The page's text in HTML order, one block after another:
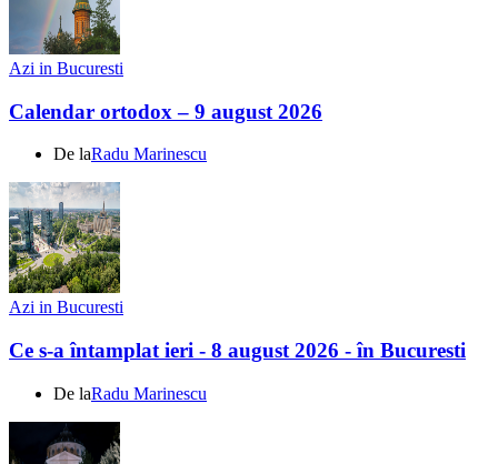
Azi in Bucuresti
Calendar ortodox – 9 august 2026
De laRadu Marinescu
Azi in Bucuresti
Ce s-a întamplat ieri - 8 august 2026 - în Bucuresti
De laRadu Marinescu